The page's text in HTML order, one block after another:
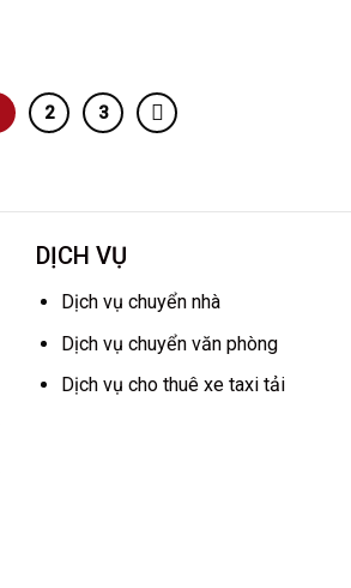
2 3
DỊCH VỤ
Dịch vụ chuyển nhà
Dịch vụ chuyển văn phòng
Dịch vụ cho thuê xe taxi tải